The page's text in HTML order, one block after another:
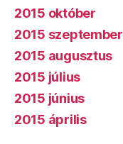
2015 október
2015 szeptember
2015 augusztus
2015 július
2015 június
2015 április